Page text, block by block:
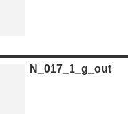
N_017_1_g_out